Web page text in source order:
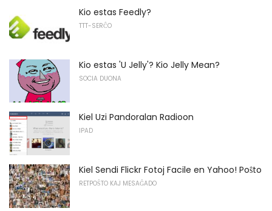
Kio estas Feedly?
TTT-SERĈO
Kio estas 'U Jelly'? Kio Jelly Mean?
SOCIA DUONA
Kiel Uzi Pandoralan Radioon
IPAD
Kiel Sendi Flickr Fotoj Facile en Yahoo! Poŝto
RETPOŜTO KAJ MESAĜADO